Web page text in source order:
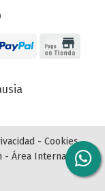
- Cookies-
- Área Interna